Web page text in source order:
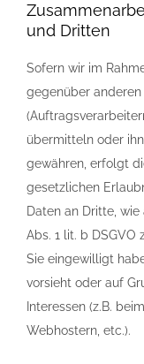
und Dritten
Sofern wir im
gegenüber
übermitteln oder
gewähren, erfolgt
gesetzlichen
Daten an Dritte,
Abs. 1 lit. b DSGVO
Sie eingewilligt
vorsieht oder auf
Interessen (z.B.
Webhostern, etc.).